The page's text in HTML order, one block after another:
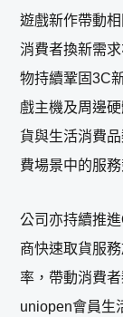
遊戲新作帶動
消費者換新需
物持續鞏固3C
戲主機及周邊
貨與生活消費
費場景中的服務
公司亦持續推
商快速取貨服
率，帶動消費
uniopen會員生